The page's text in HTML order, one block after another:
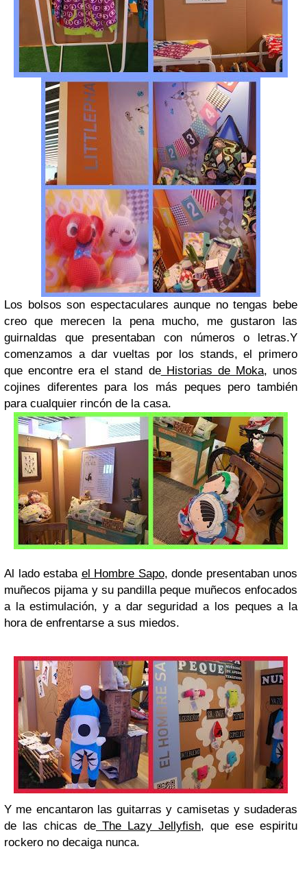
Los bolsos son espectaculares aunque no tengas bebe
creo que merecen la pena mucho, me gustaron las
guirnaldas que presentaban con números o letras.Y
comenzamos a dar vueltas por los stands, el primero
que encontre era el stand deHistorias de Moka, unos
cojines diferentes para los más peques pero también
para cualquier rincón de la casa.
Al lado estaba el Hombre Sapo, donde presentaban unos
muñecos pijama y su pandilla peque muñecos enfocados
a la estimulación, y a dar seguridad a los peques a la
hora de enfrentarse a sus miedos.
Y me encantaron las guitarras y camisetas y sudaderas
de las chicas de The Lazy Jellyfish, que ese espiritu
rockero no decaiga nunca.